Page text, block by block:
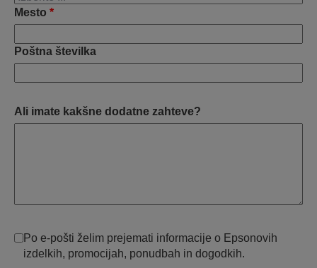
Mesto *
Poštna številka
Ali imate kakšne dodatne zahteve?
Po e-pošti želim prejemati informacije o Epsonovih
izdelkih, promocijah, ponudbah in dogodkih.